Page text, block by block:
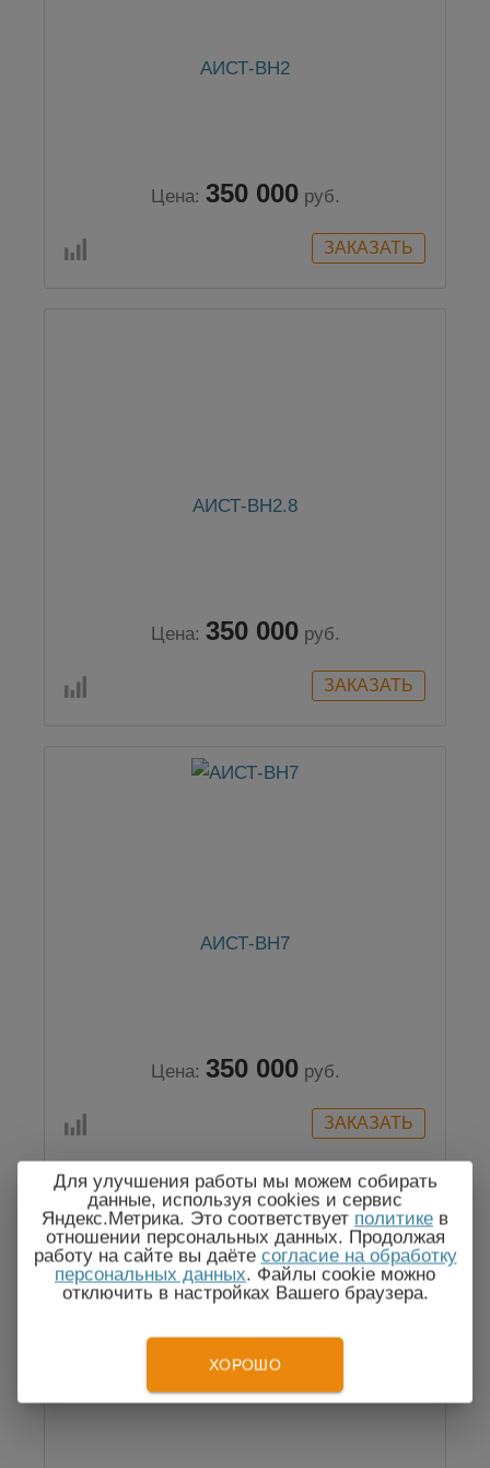
АИСТ-ВН2
Цена: 350 000 руб.
АИСТ-ВН2.8
Цена: 350 000 руб.
АИСТ-ВН7
Цена: 350 000 руб.
Для улучшения работы мы можем собирать
данные, используя cookies и сервис
Яндекс.Метрика. Это соответствует политике в
отношении персональных данных. Продолжая
работу на сайте вы даёте согласие на обработку
персональных данных. Файлы cookie можно
отключить в настройках Вашего браузера.
ХОРОШО